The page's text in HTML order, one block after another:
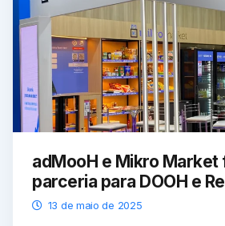
adMooH e Mikro Market
parceria para DOOH e
13 de maio de 2025